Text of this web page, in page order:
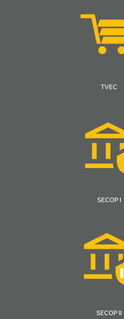
TVEC
SECOP I
SECOP II